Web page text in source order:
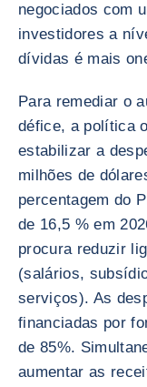
negociados com
investidores a
dívidas é mais
Para remediar o
défice, a política
estabilizar a
milhões de
percentagem do
de 16,5 % em
procura reduzir
(salários,
serviços). As
financiadas por
de 85%.
aumentar as